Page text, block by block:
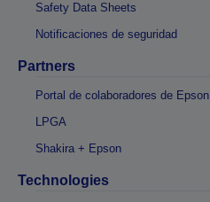
Safety Data Sheets
Notificaciones de seguridad
Partners
Portal de colaboradores de Epson
LPGA
Shakira + Epson
Technologies